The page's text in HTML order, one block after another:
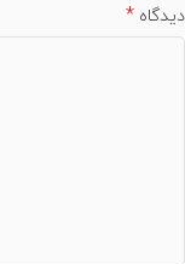
دیدگاه *